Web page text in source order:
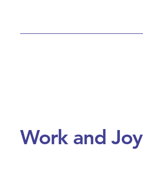
Work and Joy